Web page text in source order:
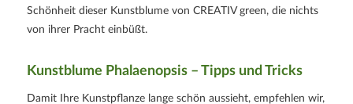
Schönheit dieser Kunstblume von CREATIV green, die nichts
von ihrer Pracht einbüßt.
Kunstblume Phalaenopsis – Tipps und Tricks
Damit Ihre Kunstpflanze lange schön aussieht, empfehlen wir,